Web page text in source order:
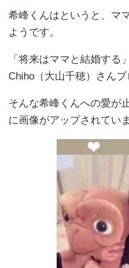
希峰くんはというと、マ
ようです。
「将来はママと結婚する
Chiho（大山千穂）さん
そんな希峰くんへの愛が
に画像がアップされてい